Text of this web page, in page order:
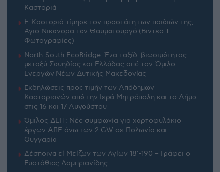
Καστοριά
Η Καστοριά τίμησε τον προστάτη των παιδιών της,
Άγιο Νικάνορα τον Θαυματουργό (Βίντεο +
Φωτογραφίες)
North-South EcoBridge: Ένα ταξίδι βιωσιμότητας
μεταξύ Σουηδίας και Ελλάδας από τον Όμιλο
Ενεργών Νέων Δυτικής Μακεδονίας
Εκδηλώσεις προς τιμήν των Απόδημων
Καστοριανών από την Ιερά Μητρόπολη και το Δήμο
στις 16 και 17 Αυγούστου
Όμιλος ΔΕΗ: Νέα συμφωνία για χαρτοφυλάκιο
έργων ΑΠΕ άνω των 2 GW σε Πολωνία και
Ουγγαρία
Δέσποινα εί Μείζων των Αγίων 181-190 – Γράφει ο
Ευστάθιος Λαμπριανίδης